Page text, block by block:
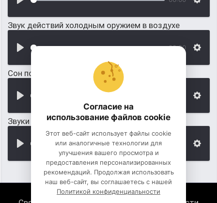
Звук действий холодным оружием в воздухе
00:00
Сон под звуки поезда
Звуки оружия м16 (стерео)
Согласие на
использование файлов cookie
Этот веб-сайт использует файлы cookie
или аналогичные технологии для
улучшения вашего просмотра и
предоставления персонализированных
рекомендаций. Продолжая использовать
наш веб-сайт, вы соглашаетесь с нашей
Политикой конфиденциальности